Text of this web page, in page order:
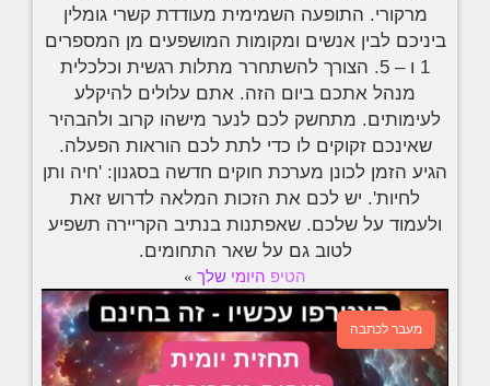
מרקורי. התופעה השמימית מעודדת קשרי גומלין
ביניכם לבין אנשים ומקומות המושפעים מן המספרים
1 ו – 5. הצורך להשתחרר מתלות רגשית וכלכלית
מנהל אתכם ביום הזה. אתם עלולים להיקלע
לעימותים. מתחשק לכם לנער מישהו קרוב ולהבהיר
שאינכם זקוקים לו כדי לתת לכם הוראות הפעלה.
הגיע הזמן לכונן מערכת חוקים חדשה בסגנון: 'חיה ותן
לחיות'. יש לכם את הזכות המלאה לדרוש זאת
ולעמוד על שלכם. שאפתנות בנתיב הקריירה תשפיע
לטוב גם על שאר התחומים.
הטיפ היומי שלך »
מעבר לכתבה